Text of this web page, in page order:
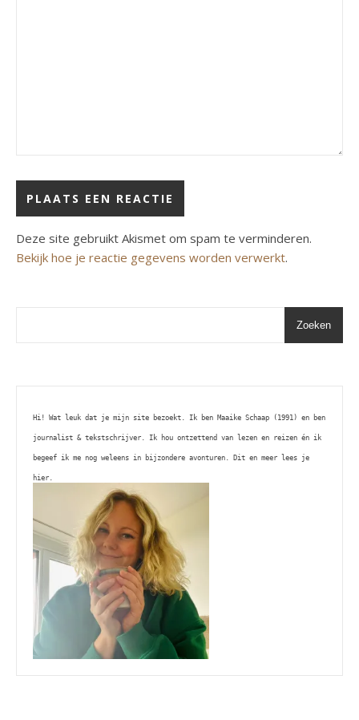
Deze site gebruikt Akismet om spam te verminderen.
Bekijk hoe je reactie gegevens worden verwerkt.
Zoeken
Hi! Wat leuk dat je mijn site bezoekt. Ik ben Maaike Schaap (1991) en ben
journalist & tekstschrijver. Ik hou ontzettend van lezen en reizen én ik
begeef ik me nog weleens in bijzondere avonturen. Dit en meer lees je
hier.